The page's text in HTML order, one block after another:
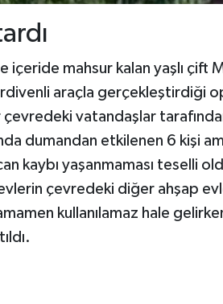
içeride mahsur kalan yaşlı çift
araçla gerçekleştirdiği
çevredeki vatandaşlar
dumandan etkilenen 6 kişi
kaybı yaşanmaması teselli
çevredeki diğer ahşap
kullanılamaz hale